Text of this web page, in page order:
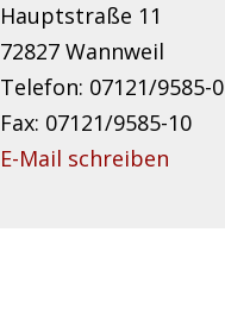
Hauptstraße 11
72827 Wannweil
Telefon: 07121/9585-0
Fax: 07121/9585-10
E-Mail schreiben